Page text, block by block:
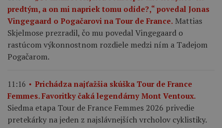
predtým, a on mi napriek tomu odíde?,“ povedal Jonas
Vingegaard o Pogačarovi na Tour de France. Mattias
Skjelmose prezradil, čo mu povedal Vingegaard o
rastúcom výkonnostnom rozdiele medzi ním a Tadejom
Pogačarom.
11:16
Prichádza najťažšia skúška Tour de France
Femmes. Favoritky čaká legendárny Mont Ventoux.
Siedma etapa Tour de France Femmes 2026 privedie
pretekárky na jeden z najslávnejších vrcholov cyklistiky.